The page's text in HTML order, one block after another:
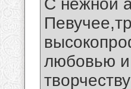
С нежной
любовью и